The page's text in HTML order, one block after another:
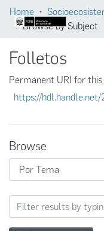
Home
Browse by Subject
Folletos
Permanent URI for
https://
Browse
Browsing